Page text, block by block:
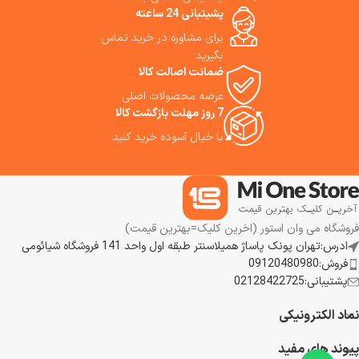
پشیتبانی 24 ساعته
برای مشاوره در خرید تماس
بگیرید
ضمانت اصالت کالا
عرضه محصولات اصلی
7 روز مهلت بازگشت کالا
با خیال آسوده خرید کنید
فروشگاه می وان استور (اخرین کلیک=بهترین قیمت)
ادرس:تهران پونک پاساژ همیلاسنتر طبقه اول واحد 141 فروشگاه شیائومی
فروش:09120480980
پشتیبانی:02128422725
نماد الکترونیکی
پیوند های مفید